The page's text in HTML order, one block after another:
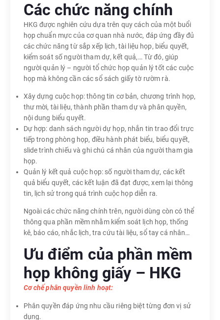
Các chức năng chính
HKG được nghiên cứu dựa trên quy cách của một buổi
họp chuẩn mực của cơ quan nhà nước, đáp ứng đầy đủ
các chức năng từ sắp xếp lịch, tài liệu họp, biểu quyết,
kiểm soát số người tham dự, kết quả,… Từ đó, giúp
người quản lý – người tổ chức họp quản lý tốt các cuộc
họp mà không cần các sổ sách giấy tờ rườm rà.
Xây dựng cuộc họp: thông tin cơ bản, chương trình họp,
thư mời, tài liệu, thành phần tham dự và phân quyền,
nội dung biểu quyết.
Dự hợp: danh sách người dự họp, nhắn tin trao đổi trực
tiếp trong phòng họp, điều hành phát biểu, biểu quyết,
slide trình chiếu và ghi chú cá nhân của người tham gia
họp.
Quản lý kết quả cuộc họp: số người tham dự, các kết
quả biểu quyết, các kết luận đã đạt được, xem lại thông
tin, lịch sử trong quá trình cuộc họp diễn ra.
Ngoài các chức năng chính trên, người dùng còn có thể
thông qua phần mềm nhằm kiểm soát lịch họp, thống
kê, báo cáo, nhắc lịch, tra cứu tài liệu, sổ tay cá nhân…
Ưu điểm của phần mềm
họp không giấy – HKG
Cơ chế phân quyền linh hoạt:
Phân quyền đáp ứng nhu cầu riêng biệt từng đơn vị sử
dụng.